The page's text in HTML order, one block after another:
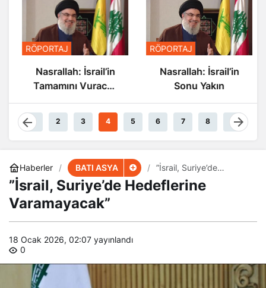
RÖPORTAJ
Nasrallah: İsrail’in
Tamamını Vuracak
RÖPORTAJ
Nasrallah: İsrail’in
Sonu Yakın
1 2 3 4 5 6 7 8 9
Haberler BATI ASYA
”İsrail, Suriye’de
Hedeflerine
Varamayacak”
”İsrail, Suriye’de Hedeflerine
Varamayacak”
18 Ocak 2026, 02:07 yayınlandı
0